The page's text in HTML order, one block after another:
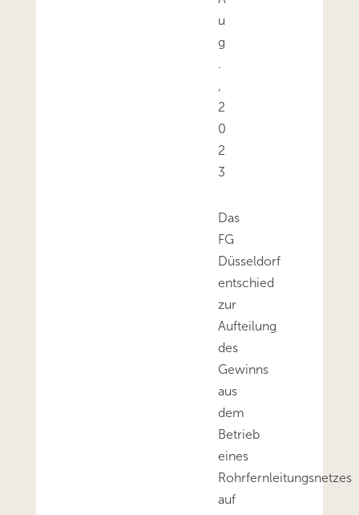
u
g
.
,
2
0
2
3
Das
FG
Düsseldorf
entschied
zur
Aufteilung
des
Gewinns
aus
dem
Betrieb
eines
Rohrfernleitungsnetzes
auf